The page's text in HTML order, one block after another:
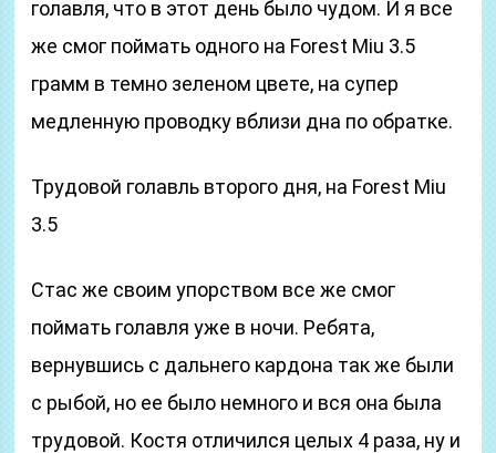
голавля, что в этот день было чудом. И я все
же смог поймать одного на Forest Miu 3.5
грамм в темно зеленом цвете, на супер
медленную проводку вблизи дна по обратке.
Трудовой голавль второго дня, на Forest Miu
3.5
Стас же своим упорством все же смог
поймать голавля уже в ночи. Ребята,
вернувшись с дальнего кардона так же были
с рыбой, но ее было немного и вся она была
трудовой. Костя отличился целых 4 раза, ну и